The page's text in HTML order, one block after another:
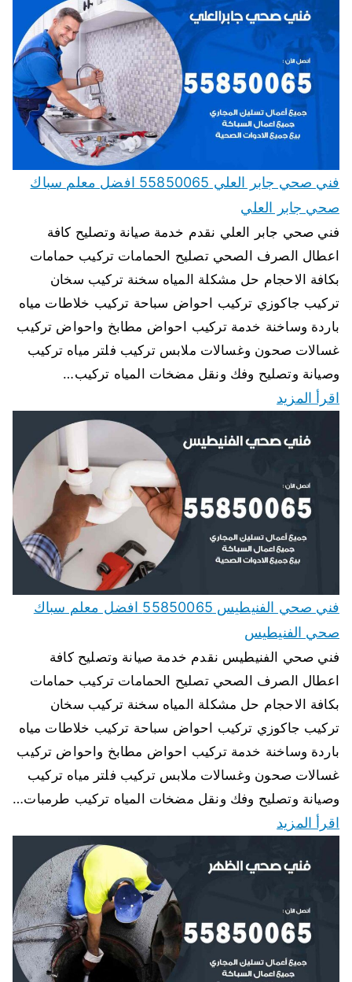
فني صحي جابر العلي 55850065 افضل معلم سباك
صحي جابر العلي
فني صحي جابر العلي نقدم خدمة صيانة وتصليح كافة
اعطال الصرف الصحي تصليح الحمامات تركيب حمامات
بكافة الاحجام حل مشكلة المياه سخنة تركيب سخان
تركيب جاكوزي تركيب احواض سباحة تركيب خلاطات مياه
باردة وساخنة خدمة تركيب احواض مطابخ واحواض تركيب
غسالات صحون وغسالات ملابس تركيب فلتر مياه تركيب
وصيانة وتصليح وفك ونقل مضخات المياه تركيب…
اقرأ المزيد
فني صحي الفنيطيس 55850065 افضل معلم سباك
صحي الفنيطيس
فني صحي الفنيطيس نقدم خدمة صيانة وتصليح كافة
اعطال الصرف الصحي تصليح الحمامات تركيب حمامات
بكافة الاحجام حل مشكلة المياه سخنة تركيب سخان
تركيب جاكوزي تركيب احواض سباحة تركيب خلاطات مياه
باردة وساخنة خدمة تركيب احواض مطابخ واحواض تركيب
غسالات صحون وغسالات ملابس تركيب فلتر مياه تركيب
وصيانة وتصليح وفك ونقل مضخات المياه تركيب طرمبات…
اقرأ المزيد